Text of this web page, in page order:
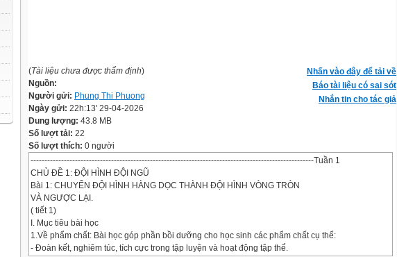
Nhấn vào đây để tải về
Báo tài liệu có sai sót
Nhắn tin cho tác giả
(Tài liệu chưa được thẩm định)
Nguồn:
Người gửi: Phung Thi Phuong
Ngày gửi: 22h:13' 29-04-2026
Dung lượng: 43.8 MB
Số lượt tải: 22
Số lượt thích: 0 người
------------------------------------------------------------------------------------------------------Tuần 1
CHỦ ĐỀ 1: ĐỘI HÌNH ĐỘI NGŨ
Bài 1: CHUYỂN ĐỘI HÌNH HÀNG DỌC THÀNH ĐỘI HÌNH VÒNG TRÒN
VÀ NGƯỢC LẠI.
( tiết 1)
I. Mục tiêu bài học
1.Về phẩm chất: Bài học góp phần bồi dưỡng cho học sinh các phẩm chất cụ thể:
- Đoàn kết, nghiêm túc, tích cực trong tập luyện và hoạt động tập thể.